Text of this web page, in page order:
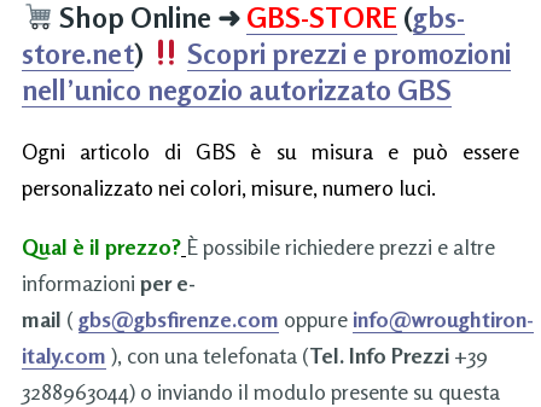
Shop Online ➜ GBS-STORE (gbs-
store.net)
Scopri prezzi e promozioni
nell’unico negozio autorizzato GBS
Ogni articolo di GBS è su misura e può essere
personalizzato nei colori, misure, numero luci.
Qual è il prezzo? È possibile richiedere prezzi e altre
informazioni per e-
mail ( gbs@gbsfirenze.com oppure info@wroughtiron-
italy.com ), con una telefonata (Tel. Info Prezzi +39
3288963044) o inviando il modulo presente su questa